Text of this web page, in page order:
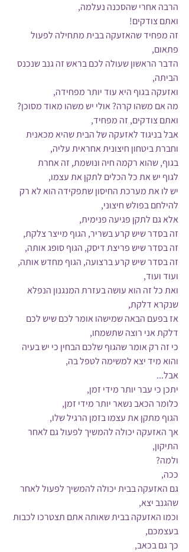
הרבה אחרי שהסכנה נעלמה,
ואתם צודקים!
זה מפחיד שהאזעקה בבית מתחילה לפעול
פתאום,
הדבר הראשון שעולה לכם בראש זה גנב שנכנס
הביתה,
ואזעקה בגוף היא עוד יותר מפחידה,
מה אם משהו קרה? אולי יש משהו מאוד מסוכן?
ואתם צודקים, זה מפחיד,
אבל בניגוד לאזעקה של הבית שהיא מכאנית
וחברת ביטחון חיצונית אחראית עליה,
בגוף, שהוא רקמה חיה ונושמת, זה אחרת
לגוף יש את כל הכלים לתקן את עצמו,
יש לו את מערכת החיסון שתפקידה הוא לא רק
להילחם בפולש חיצוני,
אלא גם לתקן פגיעה פנימית,
זה בסדר שיש קרע בשריר, הגוף מייצר צלקת,
זה בסדר שיש פריצת דיסק, הגוף סופג אותה,
זה בסדר שיש קרע ברצועה, הגוף מחדש אותה,
ועוד ועוד,
ואת כל זה הוא עושה בעזרת המנגנון הנפלא
שנקרא דלקת,
אז בפעם הבאה שמישהו אומר לכם שיש לכם
דלקת אני רוצה שתשמחו,
כי זה רק אומר שהגוף שלכם הבחין כי יש בעיה
והוא מיד יצא למשימה לטפל בה,
אבל...
יתכן כי עבר יותר מידי זמן,
כלומר הכאב נשאר יותר מידי זמן,
הגוף מתקן את עצמו בזמן הרגיל שלו,
אך האזעקה יכולה להמשיך לפעול גם לאחר
התיקון,
ולמה?
ככה,
גם האזעקה בבית יכולה להמשיך לפעול לאחר
שהגנב יצא,
וכמו האזעקה בבית שאותה אתם תצטרכו לכבות
בעצמכם,
כך גם בכאב,